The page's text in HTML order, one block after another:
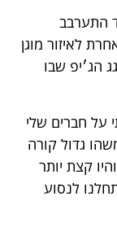
התערבב
לאיזור מוגן
הג׳יפ שבו
על חברים שלי
גדול קורה
קצת יותר
לנסוע